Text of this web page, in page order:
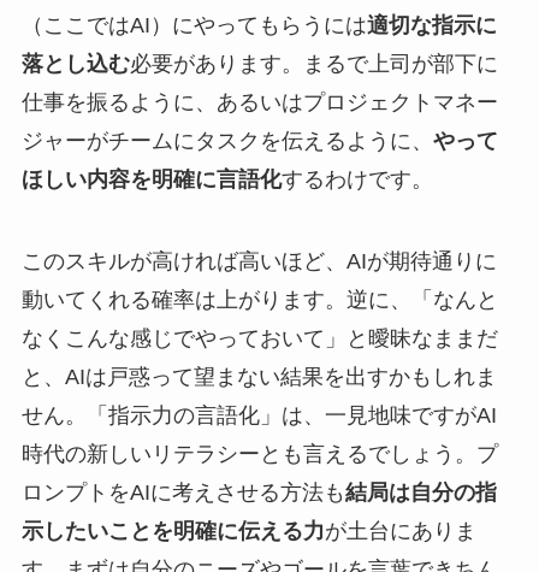
（ここではAI）にやってもらうには適切な指示に
落とし込む必要があります。まるで上司が部下に
仕事を振るように、あるいはプロジェクトマネー
ジャーがチームにタスクを伝えるように、 やって
ほしい内容を明確に言語化するわけです。
このスキルが高ければ高いほど、AIが期待通りに
動いてくれる確率は上がります。逆に、「なんと
なくこんな感じでやっておいて」と曖昧なままだ
と、AIは戸惑って望まない結果を出すかもしれま
せん。「指示力の言語化」は、一見地味ですがAI
時代の新しいリテラシーとも言えるでしょう。プ
ロンプトをAIに考えさせる方法も結局は自分の指
示したいことを明確に伝える力が土台にありま